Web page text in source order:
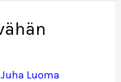
Juha Luoma